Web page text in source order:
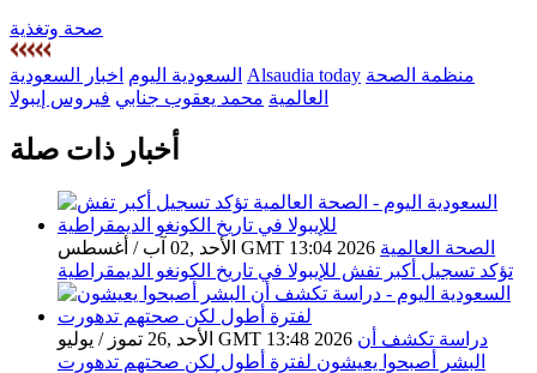
صحة وتغذية
السعودية اليوم اخبار السعودية Alsaudia today منظمة الصحة
العالمية محمد يعقوب جنابي فيروس إيبولا
أخبار ذات صلة
الأحد ,02 آب / أغسطس GMT 13:04 2026 الصحة العالمية
تؤكد تسجيل أكبر تفش للإيبولا في تاريخ الكونغو الديمقراطية
الأحد ,26 تموز / يوليو GMT 13:48 2026 دراسة تكشف أن
البشر أصبحوا يعيشون لفترة أطول لكن صحتهم تدهورت